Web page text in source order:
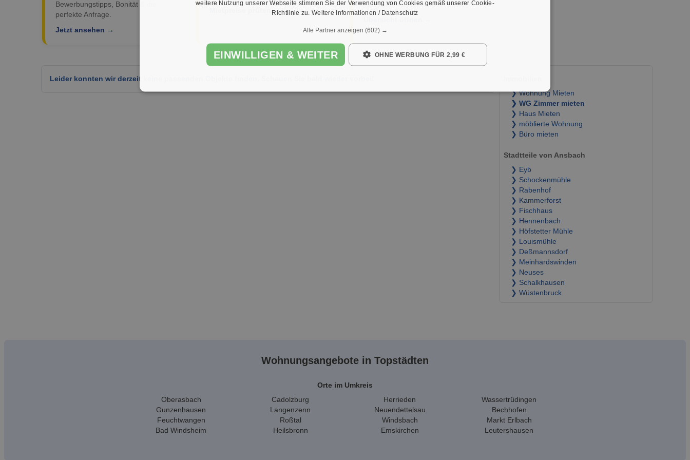
Bewerbungstipps, Bonität & die
perfekte Anfrage.
Jetzt ansehen →
Mietpreise prüfen →
Unternehmen & private Anbieter.
Leider konnten wir derzeit keine passenden Objekte finden. Schauen Sie bald wieder vorbei!
❯ Wohnung Mieten
❯ WG Zimmer mieten
❯ Haus Mieten
❯ möblierte Wohnung
❯ Büro mieten
Stadtteile von Ansbach
❯ Eyb
❯ Schockenmühle
❯ Rabenhof
❯ Kammerforst
❯ Fischhaus
❯ Hennenbach
❯ Höfstetter Mühle
❯ Louismühle
❯ Deßmannsdorf
❯ Meinhardswinden
❯ Neuses
❯ Schalkhausen
❯ Wüstenbruck
Wohnungsangebote in Topstädten
Orte im Umkreis
Oberasbach
Gunzenhausen
Feuchtwangen
Bad Windsheim
Cadolzburg
Langenzenn
Roßtal
Heilsbronn
Herrieden
Neuendettelsau
Windsbach
Emskirchen
Wassertrüdingen
Bechhofen
Markt Erlbach
Leutershausen
weitere Nutzung unserer Webseite stimmen Sie der Verwendung von Cookies gemäß unserer Cookie-
Richtlinie zu. Weitere Informationen / Datenschutz
Alle Partner anzeigen (602) →
EINWILLIGEN & WEITER OHNE WERBUNG FÜR 2,99 €